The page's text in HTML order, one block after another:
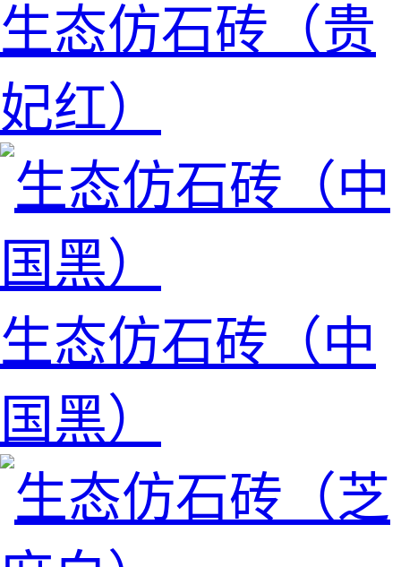
生态仿石砖（贵
妃红）
生态仿石砖（中
国黑）